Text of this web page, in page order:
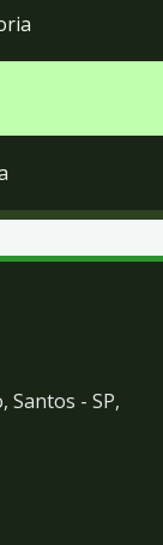
Santos - SP,